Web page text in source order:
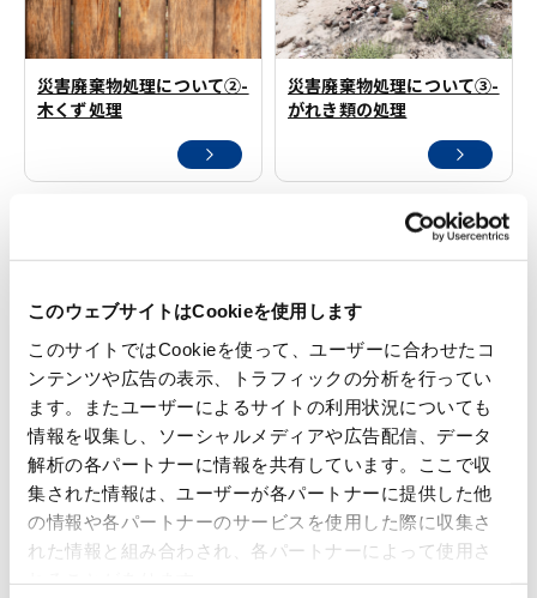
このウェブサイトはCookieを使用します
このサイトではCookieを使って、ユーザーに合わせたコ
ンテンツや広告の表示、トラフィックの分析を行ってい
ます。またユーザーによるサイトの利用状況についても
情報を収集し、ソーシャルメディアや広告配信、データ
解析の各パートナーに情報を共有しています。ここで収
集された情報は、ユーザーが各パートナーに提供した他
の情報や各パートナーのサービスを使用した際に収集さ
れた情報と組み合わされ、各パートナーによって使用さ
災害廃棄物処理について②-
木くず処理
災害廃棄物処理について③-
がれき類の処理
災害廃棄物処理について④-
土砂の処理
リサイクルプラント 周辺機
器
関連製品